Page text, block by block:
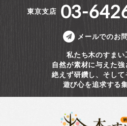
東京支店 03-
メールでのお
私たち木のすまい
自然が素材に与えた
絶えず研鑽し、そして
遊び心を追求する